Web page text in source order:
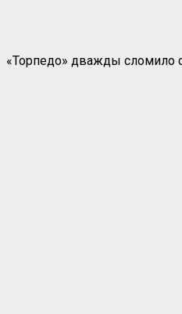
«Торпедо» дважды сломило